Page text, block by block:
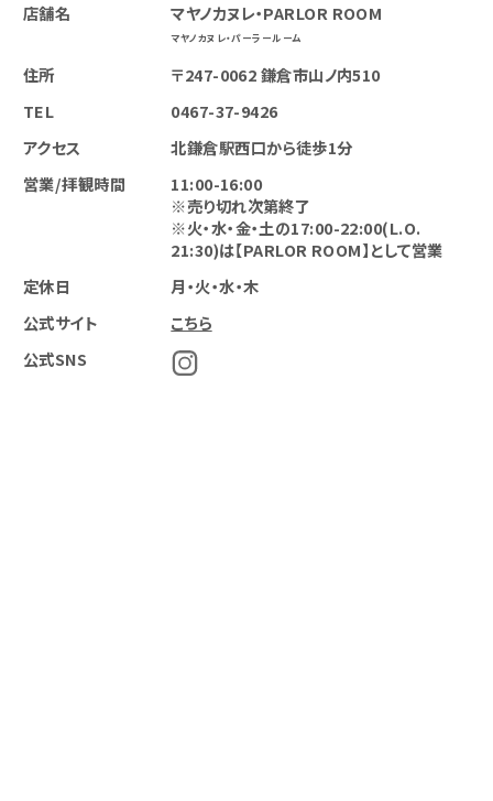
店舗名 マヤノカヌレ・PARLOR ROOM
マヤノカヌレ・パーラールーム
住所
〒247-0062 鎌倉市山ノ内510
TEL
0467-37-9426
アクセス
北鎌倉駅西口から徒歩1分
営業/拝観時間
11:00-16:00
※売り切れ次第終了
※火・水・金・土の17:00-22:00(L.O.
21:30)は【PARLOR ROOM】として営業
定休日
月・火・水・木
公式サイト
こちら
公式SNS